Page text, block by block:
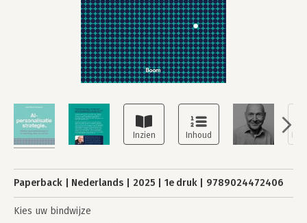
Paperback Nederlands 2025 1e druk 9789024472406
Kies uw bindwijze